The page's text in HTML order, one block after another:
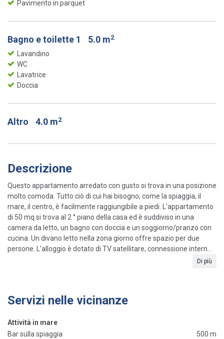
Pavimento in parquet
Bagno e toilette 1 5.0 m2
Lavandino
WC
Lavatrice
Doccia
Altro 4.0 m2
Descrizione
Questo appartamento arredato con gusto si trova in una posizione
molto comoda. Tutto ciò di cui hai bisogno, come la spiaggia, il
mare, il centro, è facilmente raggiungibile a piedi. L'appartamento
di 50 mq si trova al 2 ° piano della casa ed è suddiviso in una
camera da letto, un bagno con doccia e un soggiorno/pranzo con
cucina. Un divano letto nella zona giorno offre spazio per due
persone. L'alloggio è dotato di TV satellitare, connessione intern...
Di più
Servizi nelle vicinanze
Attività in mare
Bar sulla spiaggia
500 m